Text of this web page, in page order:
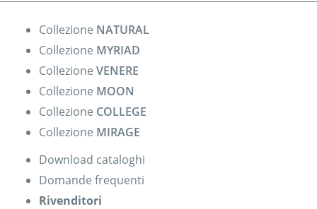
Collezione NATURAL
Collezione MYRIAD
Collezione VENERE
Collezione MOON
Collezione COLLEGE
Collezione MIRAGE
Download cataloghi
Domande frequenti
Rivenditori